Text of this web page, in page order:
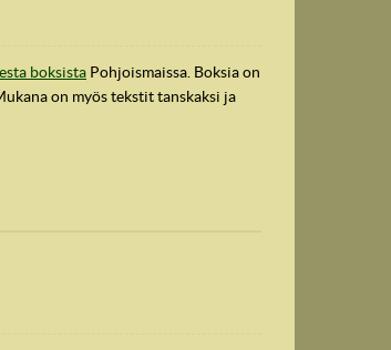
boksista Pohjoismaissa. Boksia on
on myös tekstit tanskaksi ja